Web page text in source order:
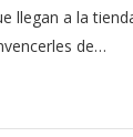
llegan a la
de…